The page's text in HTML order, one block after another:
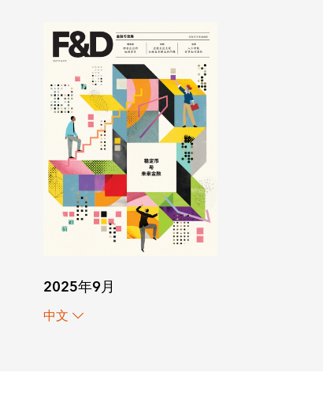
2025年9月
中文